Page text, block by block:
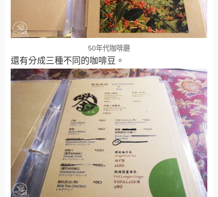
50年代咖啡廳
還有分成三種不同的咖啡豆。